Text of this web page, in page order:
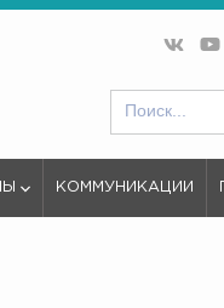
КОММУНИКАЦИИ